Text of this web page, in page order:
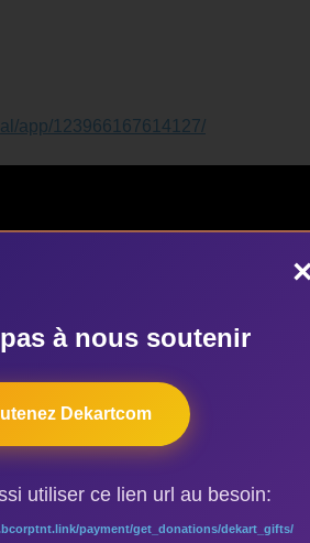
app/123966167614127/
à nous soutenir
Dekartcom
utiliser ce lien url au besoin:
payment/get_donations/dekart_gifts/